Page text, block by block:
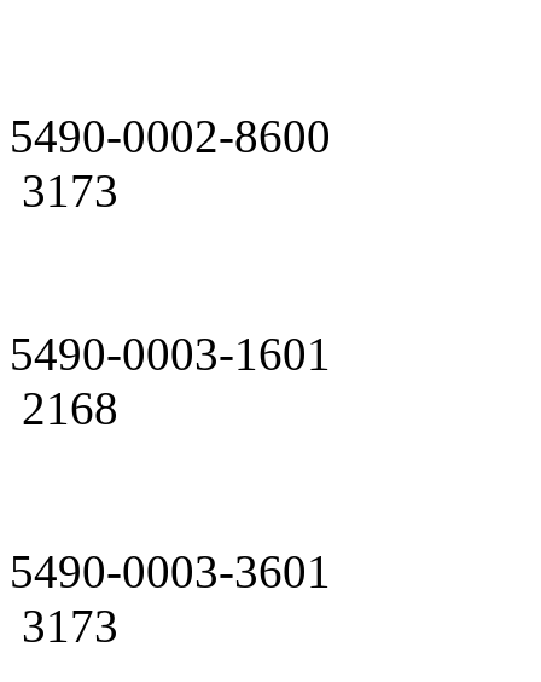
5490-0002-8600
3173
5490-0003-1601
2168
5490-0003-3601
3173